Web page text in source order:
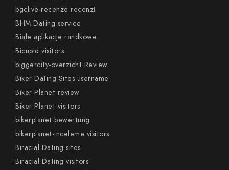
bgclive-recenze recenzГ­
BHM Dating service
Biale aplikacje randkowe
Bicupid visitors
biggercity-overzicht Review
Biker Dating Sites username
Biker Planet review
Biker Planet visitors
bikerplanet bewertung
bikerplanet-inceleme visitors
Biracial Dating sites
Biracial Dating visitors